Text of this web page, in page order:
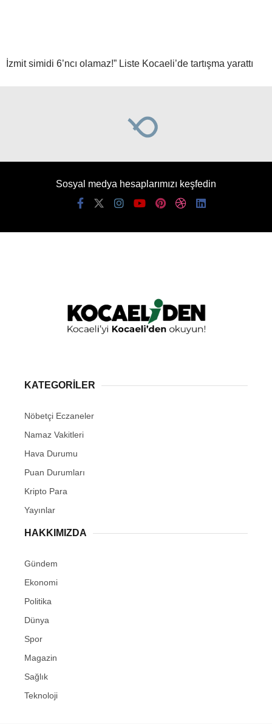
İzmit simidi 6’ncı olamaz!” Liste Kocaeli’de tartışma yarattı
Sosyal medya hesaplarımızı keşfedin
KATEGORİLER
Nöbetçi Eczaneler
Namaz Vakitleri
Hava Durumu
Puan Durumları
Kripto Para
Yayınlar
HAKKIMIZDA
Gündem
Ekonomi
Politika
Dünya
Spor
Magazin
Sağlık
Teknoloji